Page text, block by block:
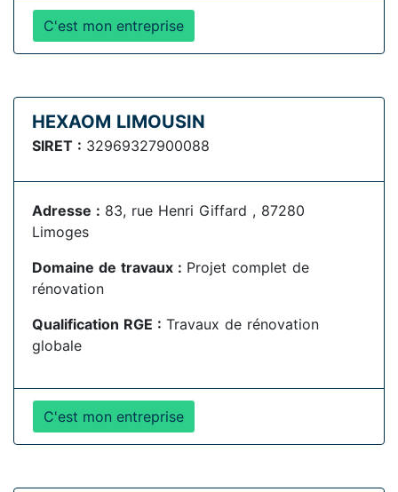
C'est mon entreprise
HEXAOM LIMOUSIN
SIRET : 32969327900088
Adresse : 83, rue Henri Giffard , 87280
Limoges
Domaine de travaux : Projet complet de
rénovation
Qualification RGE : Travaux de rénovation
globale
C'est mon entreprise